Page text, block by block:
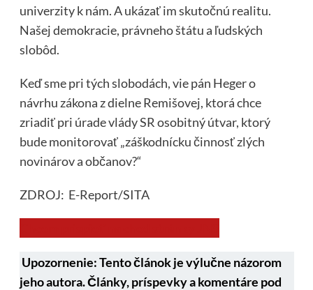
univerzity k nám. A ukázať im skutočnú realitu.
Našej demokracie, právneho štátu a ľudských
slobôd.
Keď sme pri tých slobodách, vie pán Heger o
návrhu zákona z dielne Remišovej, ktorá chce
zriadiť pri úrade vlády SR osobitný útvar, ktorý
bude monitorovať „záškodnícku činnosť zlých
novinárov a občanov?“
ZDROJ: E-Report/SITA
Upozornenie: Tento článok je výlučne názorom
jeho autora. Články, príspevky a komentáre pod